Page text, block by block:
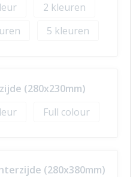
2
5
(280x230mm)
Full colour
(280x380mm)